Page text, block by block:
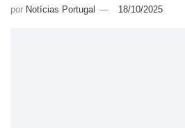
por Notícias Portugal 18/10/2025